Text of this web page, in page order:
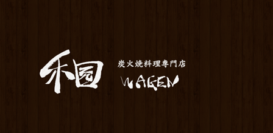
和元からのお知らせ
わった炭火焼き料理をご提供しており
ます。2階はお座敷で宴会や歓送迎会に
もご利用いただけます。ホテル京阪か